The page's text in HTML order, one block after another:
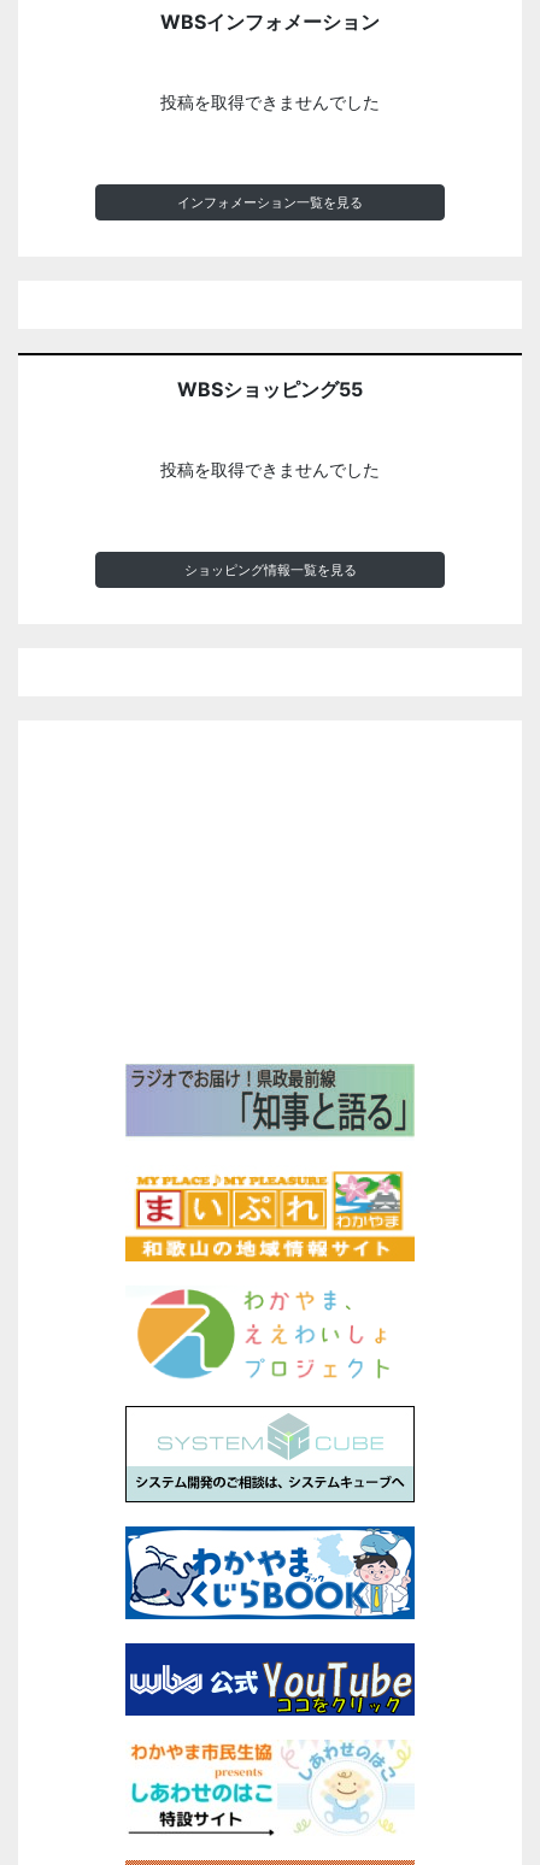
WBSインフォメーション
投稿を取得できませんでした
インフォメーション一覧を見る
WBSショッピング55
投稿を取得できませんでした
ショッピング情報一覧を見る